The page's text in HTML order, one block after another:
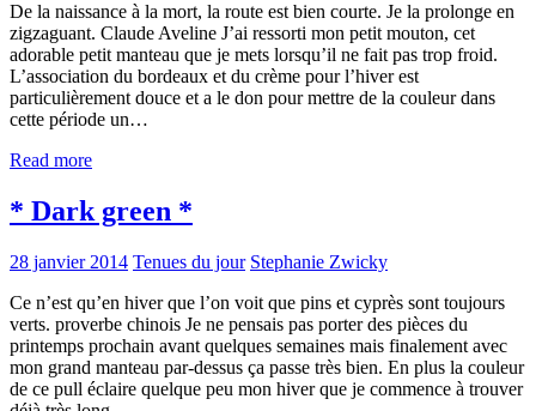
De la naissance à la mort, la route est bien courte. Je la prolonge en
zigzaguant. Claude Aveline J’ai ressorti mon petit mouton, cet
adorable petit manteau que je mets lorsqu’il ne fait pas trop froid.
L’association du bordeaux et du crème pour l’hiver est
particulièrement douce et a le don pour mettre de la couleur dans
cette période un…
Read more
* Dark green *
28 janvier 2014 Tenues du jour Stephanie Zwicky
Ce n’est qu’en hiver que l’on voit que pins et cyprès sont toujours
verts. proverbe chinois Je ne pensais pas porter des pièces du
printemps prochain avant quelques semaines mais finalement avec
mon grand manteau par-dessus ça passe très bien. En plus la couleur
de ce pull éclaire quelque peu mon hiver que je commence à trouver